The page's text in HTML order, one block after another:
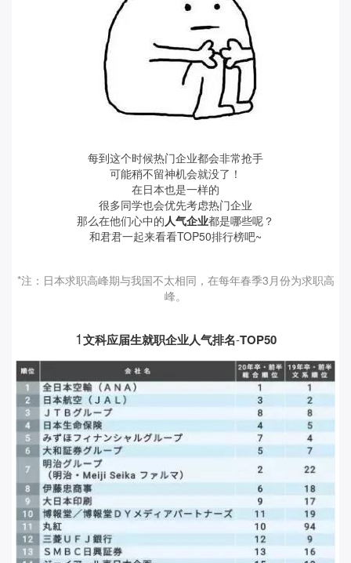
每到这个时候热门企业都会非常抢手
可能稍不留神机会就没了！
在日本也是一样的
很多同学也会优先考虑热门企业
那么在他们心中的人气企业都是哪些呢？
和君君一起来看看TOP50排行榜吧~
*注：日本求职高峰期与我国不太相同，在每年春季3月份为求职高
峰。
1文科应届生就职企业人气排名-TOP50